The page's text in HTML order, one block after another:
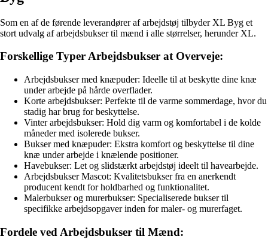
Som en af de førende leverandører af arbejdstøj tilbyder XL Byg et
stort udvalg af arbejdsbukser til mænd i alle størrelser, herunder XL.
Forskellige Typer Arbejdsbukser at Overveje:
Arbejdsbukser med knæpuder: Ideelle til at beskytte dine knæ
under arbejde på hårde overflader.
Korte arbejdsbukser: Perfekte til de varme sommerdage, hvor du
stadig har brug for beskyttelse.
Vinter arbejdsbukser: Hold dig varm og komfortabel i de kolde
måneder med isolerede bukser.
Bukser med knæpuder: Ekstra komfort og beskyttelse til dine
knæ under arbejde i knælende positioner.
Havebukser: Let og slidstærkt arbejdstøj ideelt til havearbejde.
Arbejdsbukser Mascot: Kvalitetsbukser fra en anerkendt
producent kendt for holdbarhed og funktionalitet.
Malerbukser og murerbukser: Specialiserede bukser til
specifikke arbejdsopgaver inden for maler- og murerfaget.
Fordele ved Arbejdsbukser til Mænd: